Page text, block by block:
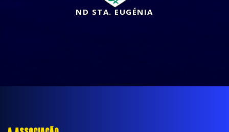
ND STA. EUGÉNIA